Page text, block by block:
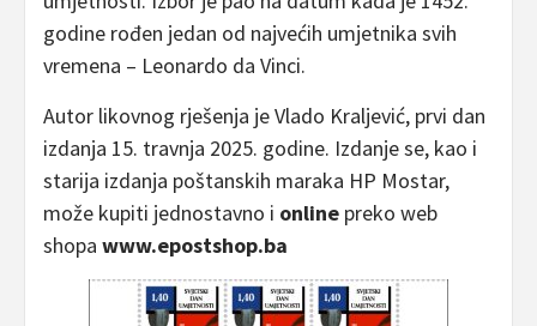
godine rođen jedan od najvećih umjetnika svih
vremena – Leonardo da Vinci.
Autor likovnog rješenja je Vlado Kraljević, prvi dan
izdanja 15. travnja 2025. godine. Izdanje se, kao i
starija izdanja poštanskih maraka HP Mostar,
može kupiti jednostavno i online preko web
shopa www.epostshop.ba